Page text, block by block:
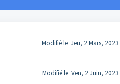
Modifié le Jeu, 2 Mars, 2023
Modifié le Ven, 2 Juin, 2023